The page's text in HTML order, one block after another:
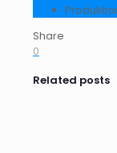
Share
0
Related posts